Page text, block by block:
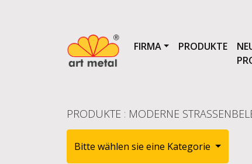
FIRMA PRODUKTE
PRODUKTE : MODERNE
Bitte wählen sie eine Kategorie